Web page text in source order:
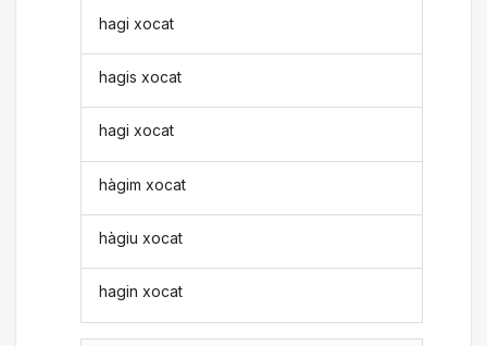
hagi xocat
hagis xocat
hagi xocat
hàgim xocat
hàgiu xocat
hagin xocat